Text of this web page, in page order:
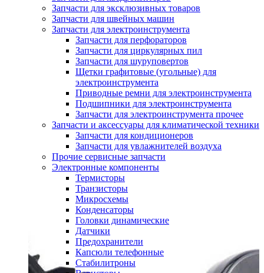
Запчасти для эксклюзивных товаров
Запчасти для швейных машин
Запчасти для электроинструмента
Запчасти для перфораторов
Запчасти для циркулярных пил
Запчасти для шуруповертов
Щетки графитовые (угольные) для
электроинструмента
Приводные ремни для электроинструмента
Подшипники для электроинструмента
Запчасти для электроинструмента прочее
Запчасти и аксессуары для климатической техники
Запчасти для кондиционеров
Запчасти для увлажнителей воздуха
Прочие сервисные запчасти
Электронные компоненты
Термисторы
Транзисторы
Микросхемы
Конденсаторы
Головки динамические
Датчики
Предохранители
Капсюли телефонные
Стабилитроны